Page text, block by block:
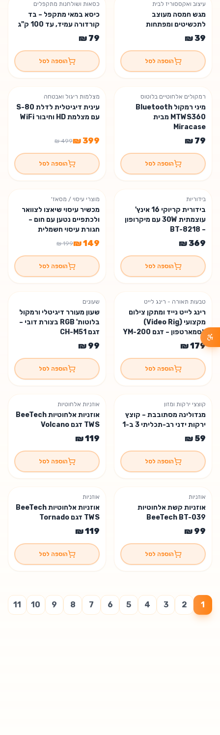
עיצוב ואקססוריז לבית
מגש חמסה מעוצב
לתכשיטים ומפתחות
הוספה לסל
כסאות ושולחנות מתקפלים
כיסא במאי מתקפל – בד
קורדורה עמיד, עד 100 ק"ג
הוספה לסל
רמקולים אלחוטיים בלוטוס
מיני רמקול Bluetooth
MTWS360 מבית
Miracase
הוספה לסל
20 % הנחה
משלוח חינם
מצלמות ריגול ואבטחה
עינית דיגיטלית לדלת S-80
עם מצלמת HD וחיבור WiFi
הוספה לסל
משלוח חינםבידוריות
בידורית קריוקי 16 אינץ'
עוצמתית 30W עם מיקרופון
– BT-8218
הוספה לסל
25 % הנחה
מוצרי עיסוי / מסאז'
מכשיר עיסוי שיאצו לצוואר
ולכתפיים נטען עם חום –
חגורת עיסוי חשמלית
הוספה לסל
טבעות תאורה - רינג לייט
רינג לייט נייד ומתקן צילום
מקצועי (Video Rig)
לסמארטפון – דגם YM-200
הוספה לסל
נשארו 3 יחידות
שעונים
שעון מעורר דיגיטלי ורמקול
בלוטות' RGB בצורת דובי –
דגם CH-M51
הוספה לסל
קוצצי ירקות ומזון
מנדולינה מסתובבת – קוצץ
ירקות ידני רב-תכליתי 3 ב-1
הוספה לסל
אוזניות אלחוטיות
אוזניות אלחוטיות BeeTech
TWS דגם Volcano
הוספה לסל
אוזניות
אוזניות קשת אלחוטיות
BeeTech BT-039
הוספה לסל
אוזניות
אוזניות אלחוטיות BeeTech
TWS דגם Tornado
הוספה לסל
1
2
3
4
5
6
7
8
9
10
11